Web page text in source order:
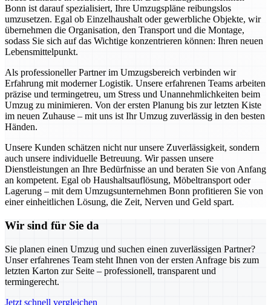
Bonn ist darauf spezialisiert, Ihre Umzugspläne reibungslos
umzusetzen. Egal ob Einzelhaushalt oder gewerbliche Objekte, wir
übernehmen die Organisation, den Transport und die Montage,
sodass Sie sich auf das Wichtige konzentrieren können: Ihren neuen
Lebensmittelpunkt.
Als professioneller Partner im Umzugsbereich verbinden wir
Erfahrung mit moderner Logistik. Unsere erfahrenen Teams arbeiten
präzise und termingetreu, um Stress und Unannehmlichkeiten beim
Umzug zu minimieren. Von der ersten Planung bis zur letzten Kiste
im neuen Zuhause – mit uns ist Ihr Umzug zuverlässig in den besten
Händen.
Unsere Kunden schätzen nicht nur unsere Zuverlässigkeit, sondern
auch unsere individuelle Betreuung. Wir passen unsere
Dienstleistungen an Ihre Bedürfnisse an und beraten Sie von Anfang
an kompetent. Egal ob Haushaltsauflösung, Möbeltransport oder
Lagerung – mit dem Umzugsunternehmen Bonn profitieren Sie von
einer einheitlichen Lösung, die Zeit, Nerven und Geld spart.
Wir sind für Sie da
Sie planen einen Umzug und suchen einen zuverlässigen Partner?
Unser erfahrenes Team steht Ihnen von der ersten Anfrage bis zum
letzten Karton zur Seite – professionell, transparent und
termingerecht.
Jetzt schnell vergleichen